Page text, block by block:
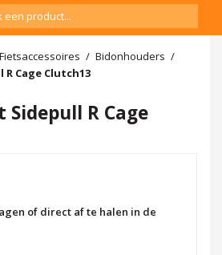
Fietsaccessoires
Bidonhouders
Cage Clutch13
R Cage
of direct af te halen in de